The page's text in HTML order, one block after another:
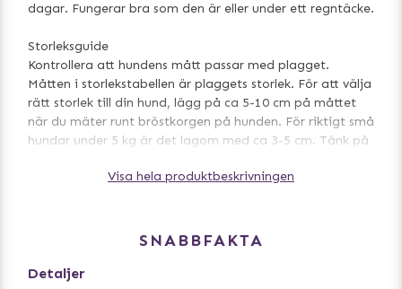
dagar. Fungerar bra som den är eller under ett regntäcke.
Storleksguide
Kontrollera att hundens mått passar med plagget.
Måtten i storlekstabellen är plaggets storlek. För att välja
rätt storlek till din hund, lägg på ca 5-10 cm på måttet
när du mäter runt bröstkorgen på hunden. För riktigt små
hundar under 5 kg är det lagom med ca 3-5 cm. Tänk på
Visa hela produktbeskrivningen
SNABBFAKTA
Detaljer